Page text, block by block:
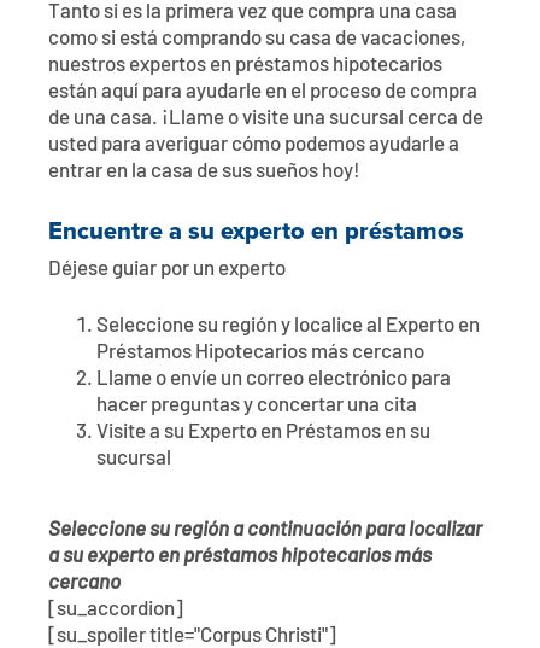
Empresas
Tanto si es la primera vez que compra una casa
como si está comprando su casa de vacaciones,
nuestros expertos en préstamos hipotecarios
están aquí para ayudarle en el proceso de compra
de una casa. ¡Llame o visite una sucursal cerca de
usted para averiguar cómo podemos ayudarle a
entrar en la casa de sus sueños hoy!
Encuentre a su experto en préstamos
Déjese guiar por un experto
Seleccione su región y localice al Experto en
Préstamos Hipotecarios más cercano
Llame o envíe un correo electrónico para
hacer preguntas y concertar una cita
Visite a su Experto en Préstamos en su
sucursal
Seleccione su región a continuación para localizar
a su experto en préstamos hipotecarios más
cercano
[su_accordion]
[su_spoiler title="Corpus Christi"]